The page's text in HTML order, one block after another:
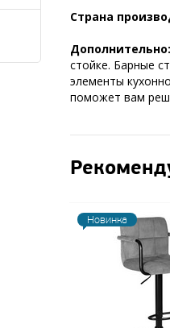
Страна
Дополнительно:
стойке. Барные
элементы
поможет вам
Новинка